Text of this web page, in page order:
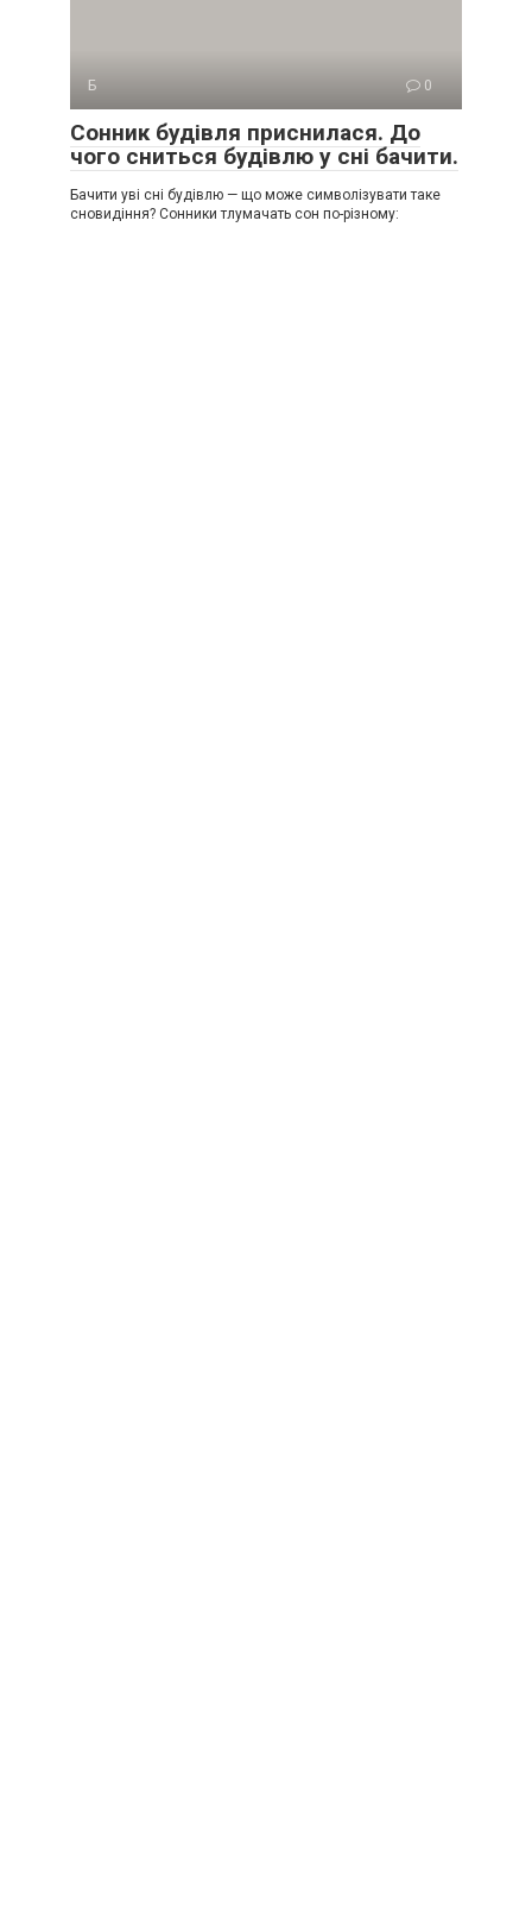
Б 0
Сонник будівля приснилася. До
чого сниться будівлю у сні бачити.
Бачити уві сні будівлю — що може символізувати таке
сновидіння? Сонники тлумачать сон по-різному: